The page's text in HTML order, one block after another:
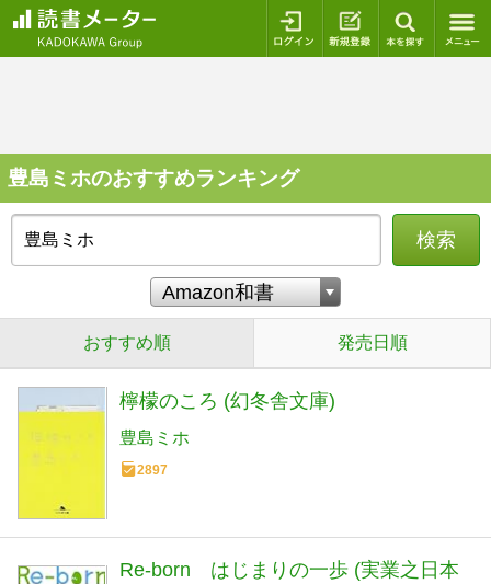
ログイン 新規登録
豊島ミホのおすすめランキング
検索
おすすめ順 発売日順
檸檬のころ (幻冬舎文庫)
豊島ミホ
2897
Re-born はじまりの一歩 (実業之日本